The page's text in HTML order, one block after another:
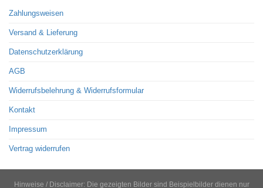
Zahlungsweisen
Versand & Lieferung
Datenschutzerklärung
AGB
Widerrufsbelehrung & Widerrufsformular
Kontakt
Impressum
Vertrag widerrufen
Hinweise / Disclaimer: Die gezeigten Bilder sind Beispielbilder dienen nur